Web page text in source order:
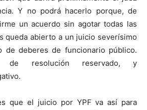
Y no podrá hacerlo porque, de
un acuerdo sin agotar todas las
queda abierto a un juicio severísimo
de deberes de funcionario público.
de resolución reservado, y
que el juicio por YPF va así para